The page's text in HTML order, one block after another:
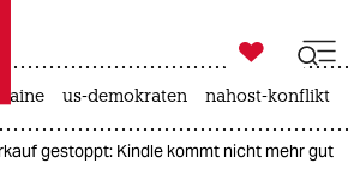
taz zahl ich
zahl ich

taz zahl ich
us-demokraten nahost-konflikt
gestoppt: Kindle kommt nicht mehr gut